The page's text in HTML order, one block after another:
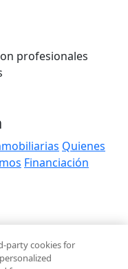
profesionales
Quienes
Financiación
party cookies for